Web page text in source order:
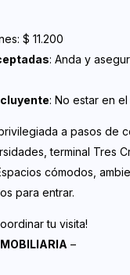
$ 11.200
: Anda y
: No estar en
a pasos de
terminal Tres
cómodos,
para entrar.
tu visita!
–